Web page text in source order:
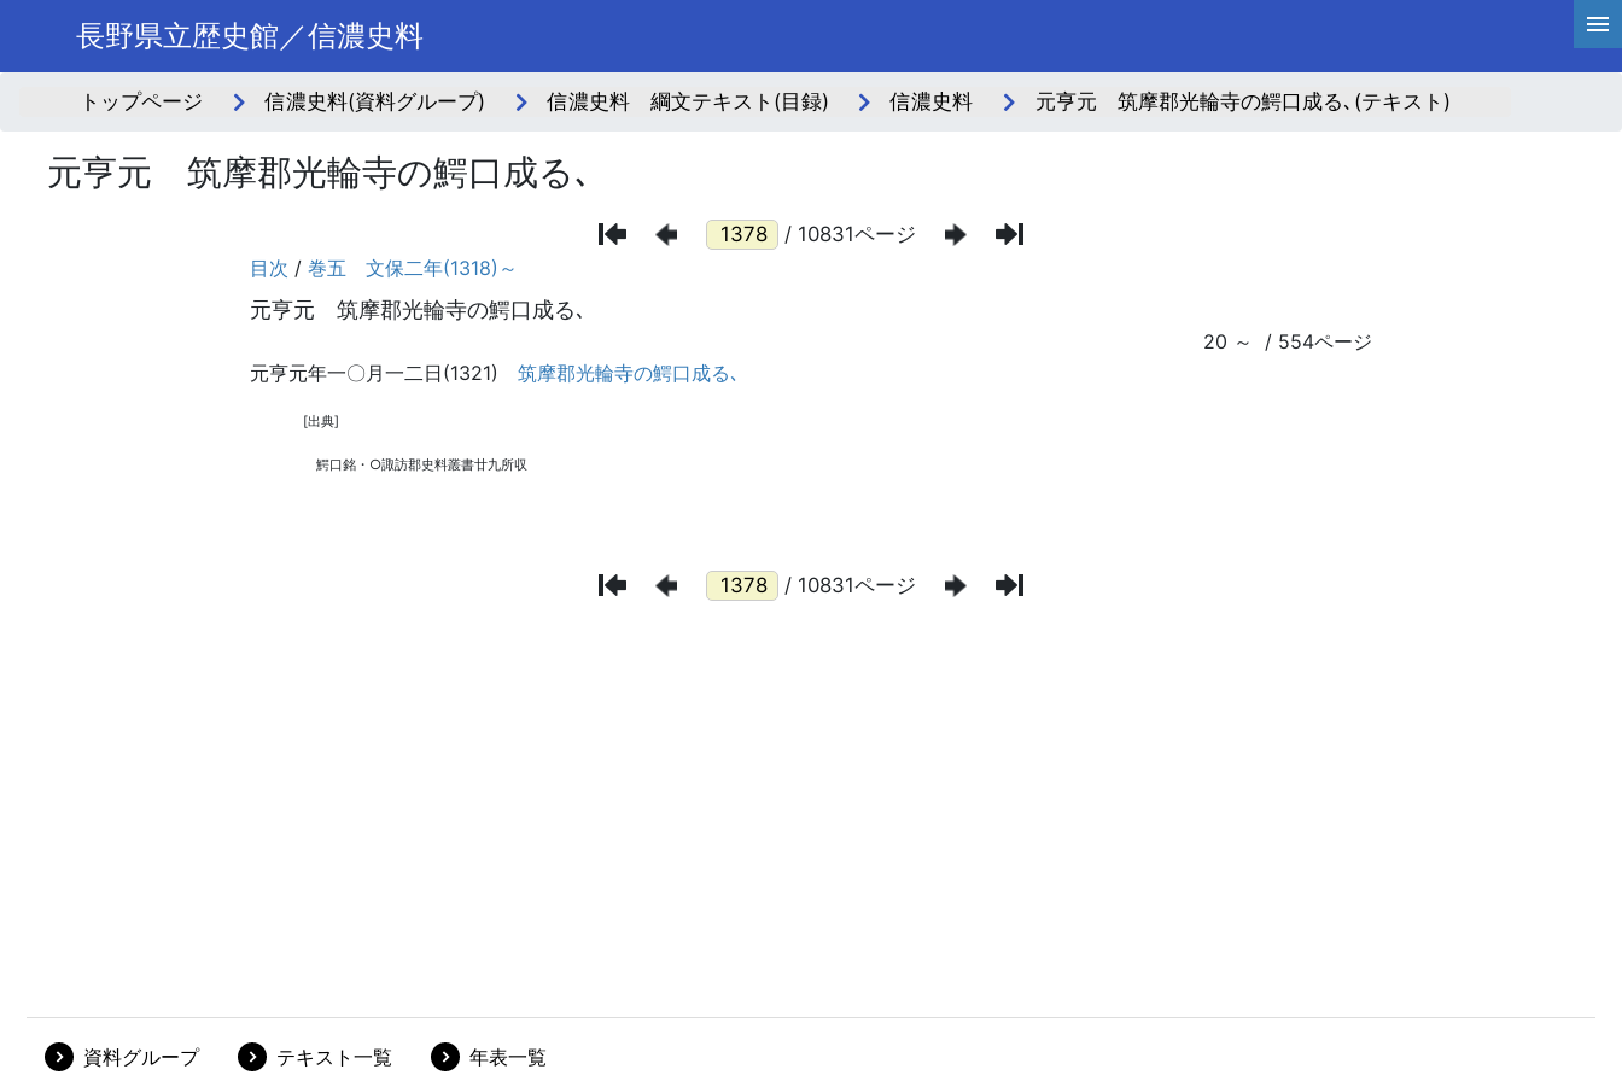
長野県立歴史館／信濃史料
トップページ 信濃史料(資料グループ) 信濃史料 綱文テキスト(目録) 信濃史料 元亨元 筑摩郡光輪寺の鰐口成る､(テキスト)
元亨元 筑摩郡光輪寺の鰐口成る､
/ 10831ページ
/ 10831ページ
資料グループ テキスト一覧 年表一覧